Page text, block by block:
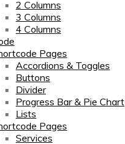
2 Columns
3 Columns
4 Columns
Pages
Accordions & Toggles
Buttons
Divider
Progress Bar & Pie Chart
Lists
Pages
Services